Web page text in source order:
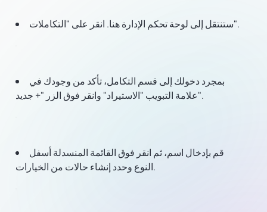
ستنتقل إلى لوحة تحكم الإدارة هنا. انقر على "التكاملات".
بمجرد دخولك إلى قسم التكامل، تأكد من وجودك في
علامة التبويب "الاستيراد" وانقر فوق الزر "+ جديد".
قم بإدخال اسم، ثم انقر فوق القائمة المنسدلة أسفل
النوع وحدد إنشاء حالات من الخيارات.